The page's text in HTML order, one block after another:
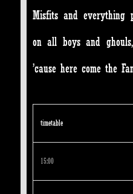
Misfits and everything
on all boys and
’cause here come the
timetable
15:00